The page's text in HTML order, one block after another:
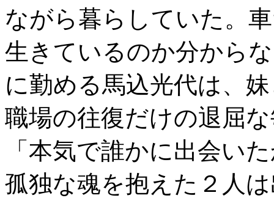
ながら暮らしていた。
生きているのか分から
に勤める馬込光代は、
職場の往復だけの退屈
「本気で誰かに出会い
孤独な魂を抱えた２人